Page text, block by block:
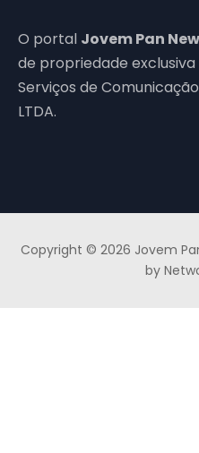
O portal Jovem Pan
de propriedade
Serviços de
LTDA.
Copyright © 2026 Jovem
by